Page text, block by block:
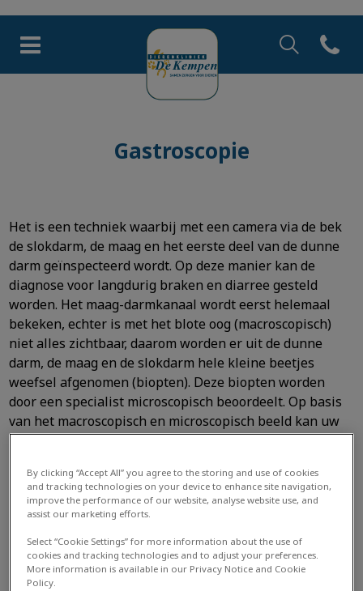
Homepage Dierenkliniek de
Open
Gastroscopie
Het is een techniek waarbij met een camera via de bek
de slokdarm, de maag en het eerste deel van de dunne
darm geïnspecteerd wordt. Op deze manier kan de
diagnose voor langdurig braken en diarree gesteld
worden. Het maag-darmkanaal wordt eerst helemaal
bekeken, echter is met het blote oog (macroscopisch)
niet alles zichtbaar, daarom worden er uit de dunne
darm, de maag en de slokdarm hele kleine beetjes
weefsel afgenomen (biopten). Deze biopten worden
door een specialist microscopisch beoordeelt. Op basis
van het macroscopisch en microscopisch beeld kan uw
huisdier gerichter behandeld worden en kan het
Tevens is het mogelijk om een (scherp) voorwerp uit de
maag te verwijderen. Op deze manier kan een grote
Wat kan de dierenarts bekijken tijdens een
gastroscopie?
By clicking “Accept All” you agree to the storing and use of cookies
and tracking technologies on your device to enhance site navigation,
improve the performance of our website, analyse website use, and
assist our marketing efforts.
Select “Cookie Settings” for more information about the use of
cookies and tracking technologies and to adjust your preferences.
More information is available in our Privacy Notice and Cookie
Policy.